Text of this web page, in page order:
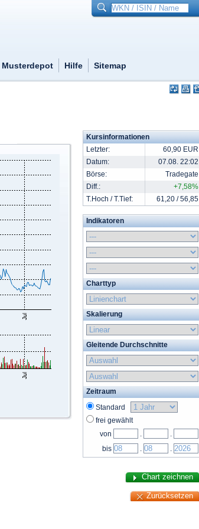
Musterdepot Hilfe Sitemap
Kursinformationen
Letzter:
60,90 EUR
Datum:
07.08. 22:02
Börse:
Tradegate
Diff.:
+7,58%
T.Hoch / T.Tief:
61,20 / 56,85
Indikatoren
Charttyp
Skalierung
Gleitende Durchschnitte
Zeitraum
Standard
frei gewählt
von
.
.
bis
. .